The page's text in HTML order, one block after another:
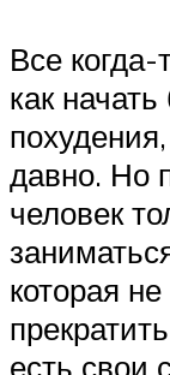
Все
как
давно. Но
человек
которая
есть свои